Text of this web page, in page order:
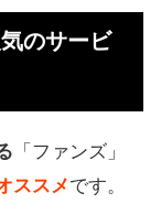
績
ト
のサービ
「ファンズ」
ススメです。